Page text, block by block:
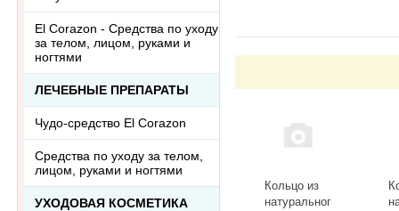
Кольцо из
натурального
El Corazon - Средства по уходу
за телом, лицом, руками и
ногтями
ЛЕЧЕБНЫЕ ПРЕПАРАТЫ
Чудо-средство El Corazon
Средства по уходу за телом,
лицом, руками и ногтями
УХОДОВАЯ КОСМЕТИКА